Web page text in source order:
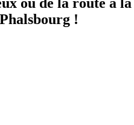
ou de la route à
!